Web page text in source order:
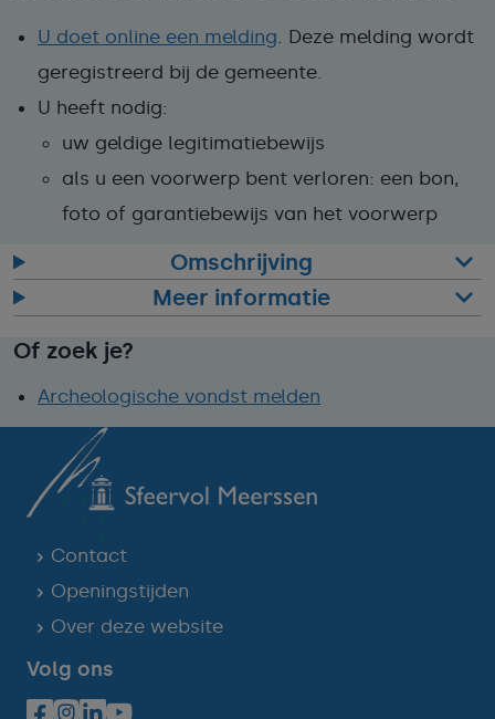
U doet online een melding. Deze melding wordt
geregistreerd bij de gemeente.
U heeft nodig:
uw geldige legitimatiebewijs
als u een voorwerp bent verloren: een bon,
foto of garantiebewijs van het voorwerp
Omschrijving
Meer informatie
Of zoek je?
Archeologische vondst melden
Contact
Openingstijden
Over deze website
Volg ons